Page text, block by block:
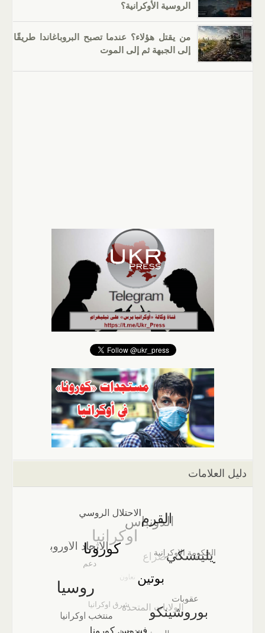
الروسية الأوكرانية؟
من يقتل هؤلاء؟ عندما تصبح البروباغاندا طريقًا
إلى الجبهة ثم إلى الموت
دليل العلامات